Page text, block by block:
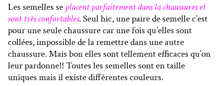
Les semelles se placent parfaitement dans la chaussures et
sont très confortables. Seul hic, une paire de semelle c’est
pour une seule chaussure car une fois qu’elles sont
collées, impossible de la remettre dans une autre
chaussure. Mais bon elles sont tellement efficaces qu’on
leur pardonne!! Toutes les semelles sont en taille
uniques mais il existe différentes couleurs.